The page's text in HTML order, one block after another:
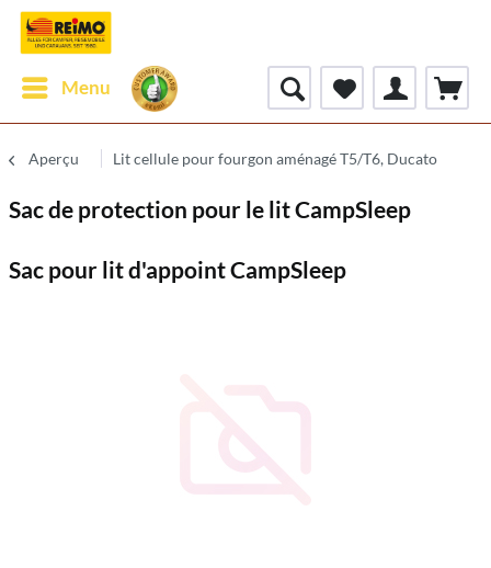
Menu
Aperçu Lit cellule pour fourgon aménagé T5/T6, Ducato
Sac de protection pour le lit CampSleep
Sac pour lit d'appoint CampSleep